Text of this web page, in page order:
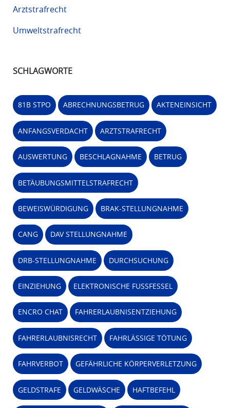
Arztstrafrecht
Umweltstrafrecht
SCHLAGWORTE
81B STPO ABRECHNUNGSBETRUG AKTENEINSICHT
ANFANGSVERDACHT ARZTSTRAFRECHT
AUSWERTUNG BESCHLAGNAHME BETRUG
BETÄUBUNGSMITTELSTRAFRECHT
BEWEISWÜRDIGUNG BRAK-STELLUNGNAHME
CANG DAV STELLUNGNAHME
DRB-STELLUNGNAHME DURCHSUCHUNG
EINZIEHUNG ELEKTRONISCHE FUSSFESSEL
ENCRO CHAT FAHRERLAUBNISENTZIEHUNG
FAHRERLAUBNISRECHT FAHRLÄSSIGE TÖTUNG
FAHRVERBOT GEFÄHRLICHE KÖRPERVERLETZUNG
GELDSTRAFE GELDWÄSCHE HAFTBEFEHL